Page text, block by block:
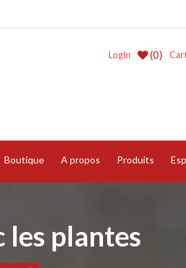
(0)
LogIn
Boutique A propos Produits
les plantes